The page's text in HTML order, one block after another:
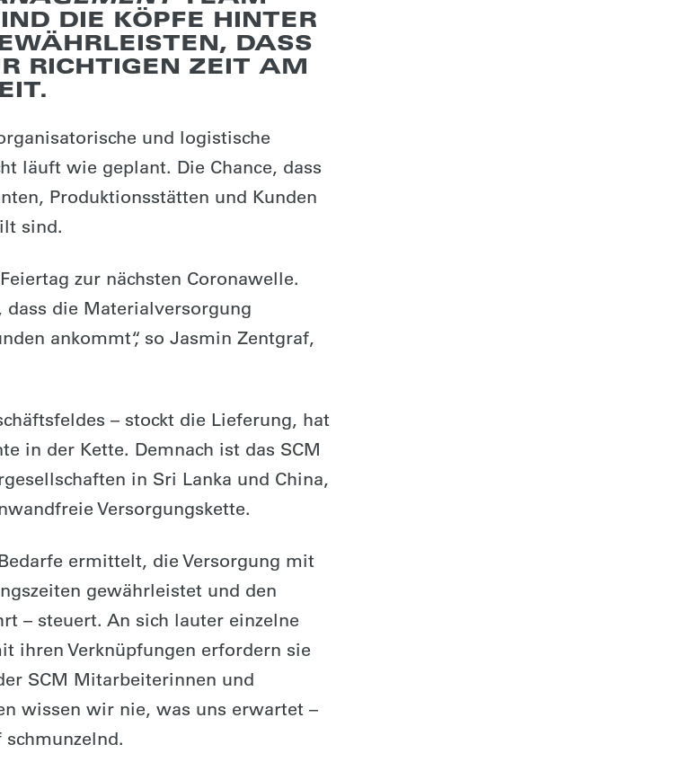
DIE KÖPFE HINTER
DASS
RICHTIGEN ZEIT AM
und logistische
läuft wie geplant. Die Chance, dass
Produktionsstätten und Kunden
sind.
zur nächsten Coronawelle.
dass die Materialversorgung
ankommt“, so Jasmin Zentgraf,
– stockt die Lieferung, hat
in der Kette. Demnach ist das SCM
in Sri Lanka und China,
Versorgungskette.
ermittelt, die Versorgung mit
gewährleistet und den
– steuert. An sich lauter einzelne
ihren Verknüpfungen erfordern sie
SCM Mitarbeiterinnen und
wissen wir nie, was uns erwartet –
schmunzelnd.